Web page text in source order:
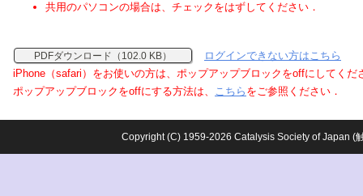
共用のパソコンの場合は、チェックをはずしてください．
PDFダウンロード（102.0 KB）
ログインできない方はこちら
iPhone（safari）をお使いの方は、ポップアップブロックをoffにしてくだ
ポップアップブロックをoffにする方法は、 こちら をご参照ください．
Copyright (C) 1959-2026 Catalysis Society of Japan (